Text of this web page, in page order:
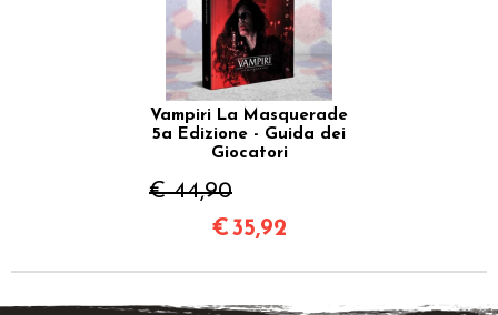
Vampiri La Masquerade
5a Edizione - Guida dei
Giocatori
€ 44,90
€35,92